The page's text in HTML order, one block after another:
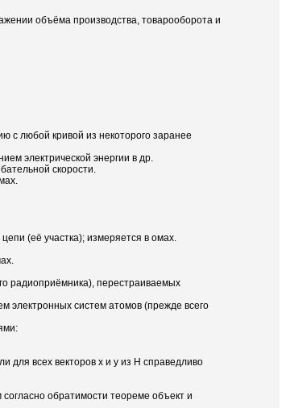
объёма производства, товарооборота и
с любой кривой из некоторого заранее
электрической энергии в др.
скорости.
(её участка); измеряется в омах.
радиоприёмника), перестраиваемых
электронных систем атомов (прежде всего
для всех векторов х и у из Н справедливо
обратимости теореме объект и